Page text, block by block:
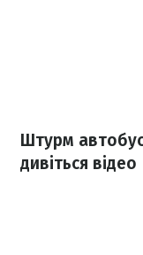
Штурм
дивіться відео